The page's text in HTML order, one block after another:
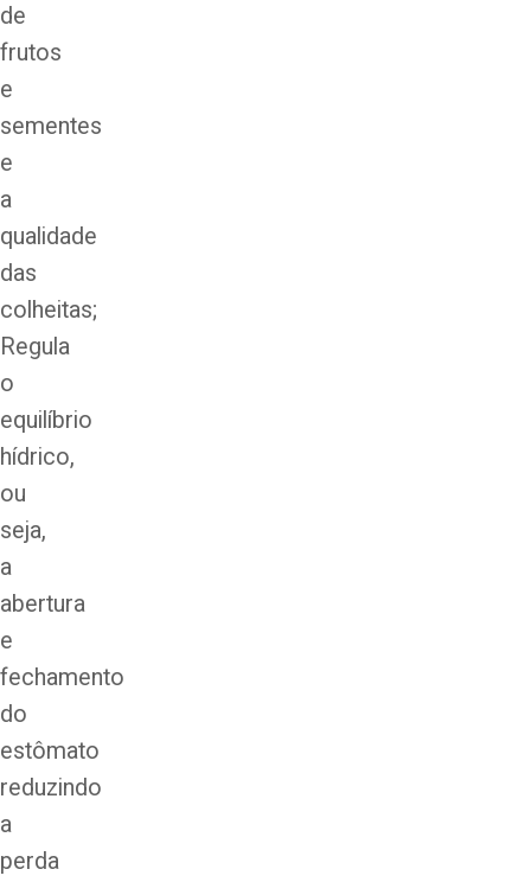
de
frutos
e
sementes
e
a
qualidade
das
colheitas;
Regula
o
equilíbrio
hídrico,
ou
seja,
a
abertura
e
fechamento
do
estômato
reduzindo
a
perda